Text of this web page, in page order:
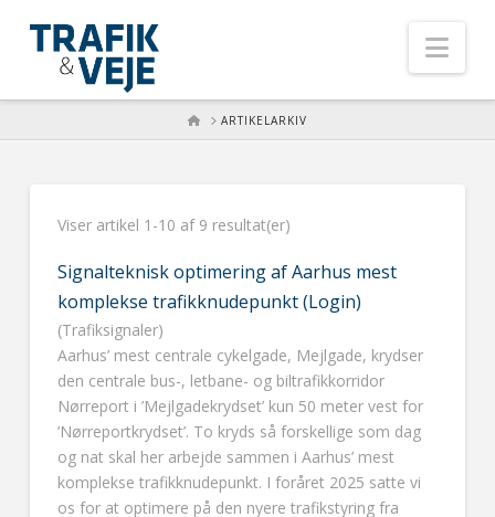
HOMEARTIKELARKIV
Viser artikel 1-10 af 9 resultat(er)
Signalteknisk optimering af Aarhus mest
komplekse trafikknudepunkt (Login)
(Trafiksignaler)
Aarhus’ mest centrale cykelgade, Mejlgade, krydser
den centrale bus-, letbane- og biltrafikkorridor
Nørreport i ’Mejlgadekrydset’ kun 50 meter vest for
’Nørreportkrydset’. To kryds så forskellige som dag
og nat skal her arbejde sammen i Aarhus’ mest
komplekse trafikknudepunkt. I foråret 2025 satte vi
os for at optimere på den nyere trafikstyring fra